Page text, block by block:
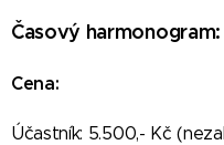
Časový harmonogram:
Cena:
Účastník: 5.500,- Kč